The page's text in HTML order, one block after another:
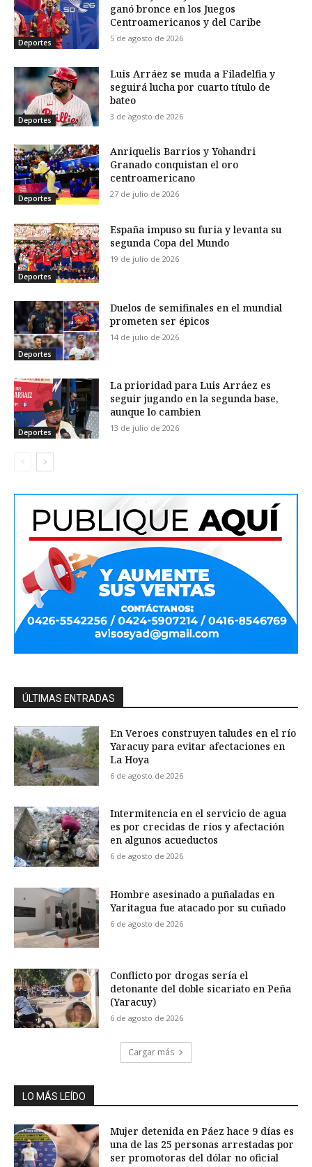
Deportes
ganó bronce en los Juegos
Centroamericanos y del Caribe
5 de agosto de 2026
Deportes
Luis Arráez se muda a Filadelfia y
seguirá lucha por cuarto título de
bateo
3 de agosto de 2026
Deportes
Anriquelis Barrios y Yohandri
Granado conquistan el oro
centroamericano
27 de julio de 2026
Deportes
España impuso su furia y levanta su
segunda Copa del Mundo
19 de julio de 2026
Deportes
Duelos de semifinales en el mundial
prometen ser épicos
14 de julio de 2026
Deportes
La prioridad para Luis Arráez es
seguir jugando en la segunda base,
aunque lo cambien
13 de julio de 2026
ÚLTIMAS ENTRADAS
En Veroes construyen taludes en el río
Yaracuy para evitar afectaciones en
La Hoya
6 de agosto de 2026
Intermitencia en el servicio de agua
es por crecidas de ríos y afectación
en algunos acueductos
6 de agosto de 2026
Hombre asesinado a puñaladas en
Yaritagua fue atacado por su cuñado
6 de agosto de 2026
Conflicto por drogas sería el
detonante del doble sicariato en Peña
(Yaracuy)
6 de agosto de 2026
Cargar más
LO MÁS LEÍDO
Mujer detenida en Páez hace 9 días es
una de las 25 personas arrestadas por
ser promotoras del dólar no oficial